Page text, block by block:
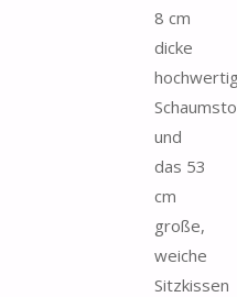
8 cm
dicke
und
das 53
cm
große,
weiche
Sitzkissen